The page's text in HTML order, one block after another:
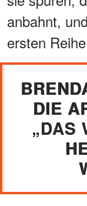
anbahnt,
ersten
DIE
„DAS